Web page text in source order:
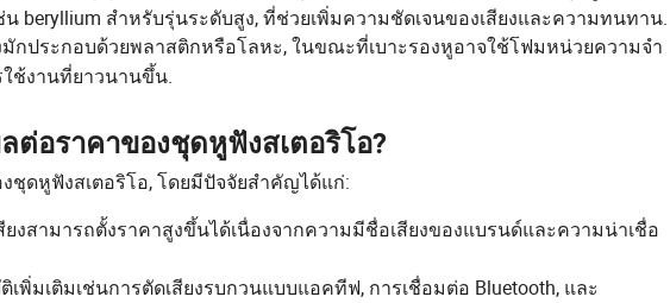
beryllium สำหรับรุ่นระดับสูง, ที่ช่วยเพิ่มความชัดเจนของเสียงและความทนทาน.
กประกอบด้วยพลาสติกหรือโลหะ, ในขณะที่เบาะรองหูอาจใช้โฟมหน่วยความจำ
ใช้งานที่ยาวนานขึ้น.
อราคาของชุดหูฟังสเตอริโอ?
ชุดหูฟังสเตอริโอ, โดยมีปัจจัยสำคัญได้แก่:
งสามารถตั้งราคาสูงขึ้นได้เนื่องจากความมีชื่อเสียงของแบรนด์และความน่าเชื่อ
พิ่มเติมเช่นการตัดเสียงรบกวนแบบแอคทีฟ, การเชื่อมต่อ Bluetooth, และ